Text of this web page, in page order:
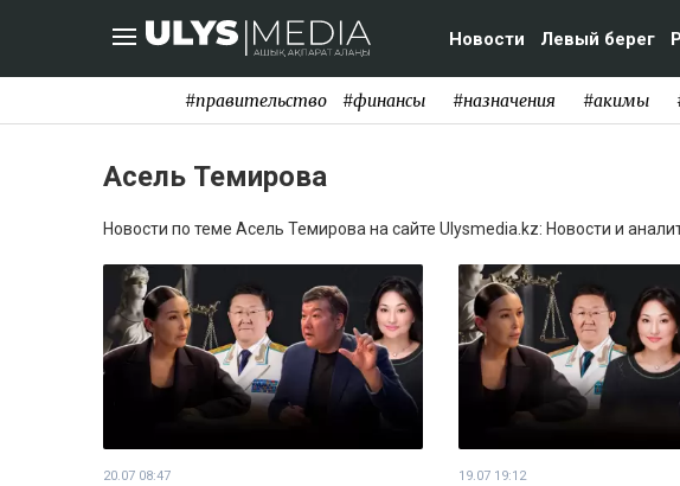
Новости Левый берег
#правительство #финансы #назначения #акимы
Асель Темирова
Новости по теме Асель Темирова на сайте Ulysmedia.kz: Новости и
20.07 08:47 19.07 19:12